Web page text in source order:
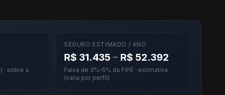
· sobre a
SEGURO ESTIMADO / ANO
R$ 31.435 – R$ 52.392
Faixa de 3%–5% da FIPE · estimativa
(varia por perfil)